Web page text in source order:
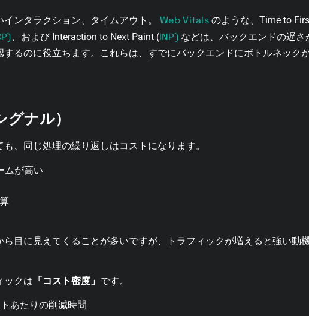
ンタラクション、タイムアウト。 Web Vitals のような、Time to
、および Interaction to Next Paint (INP) などは、バックエンドの遅さ
るのに役立ちます。これらは、すでにバックエンドにボトルネック
ナル）
、同じ処理の繰り返しはコストになります。
ムが高い
目に見えてくることが多いですが、トラフィックが増えると強い動
ックは 「コスト密度」 です。
あたりの削減時間